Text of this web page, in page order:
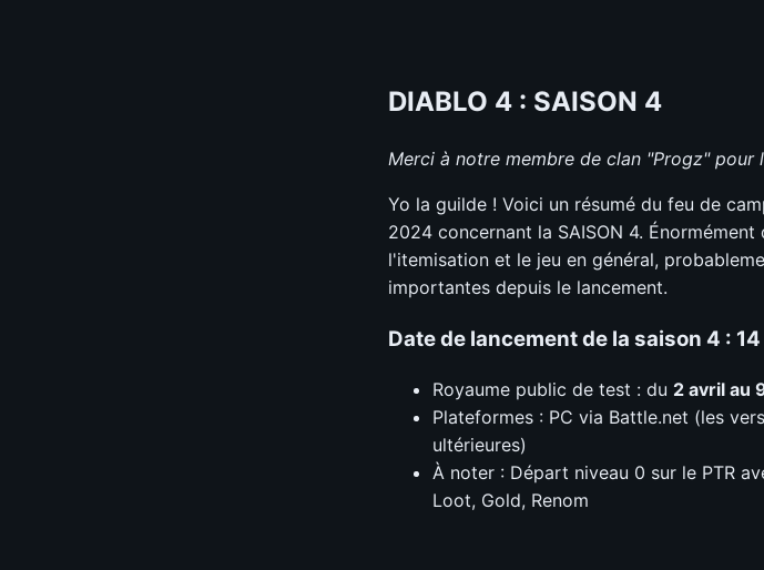
DIABLO 4 : SAISON 4
Merci à notre membre de clan "Progz" pour
Yo la guilde ! Voici un résumé du feu de
2024 concernant la SAISON 4.
l'itemisation et le jeu en général,
importantes depuis le lancement.
Date de lancement de la saison 4 :
Royaume public de test : du 2 avril au
Plateformes : PC via Battle.net (les
ultérieures)
À noter : Départ niveau 0 sur le PTR
Loot, Gold, Renom